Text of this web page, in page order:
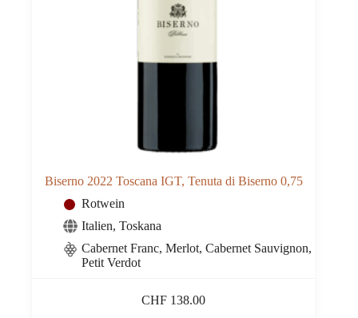
Biserno 2022 Toscana IGT, Tenuta di Biserno 0,75
Rotwein
Italien, Toskana
Cabernet Franc, Merlot, Cabernet Sauvignon,
Petit Verdot
CHF 138.00